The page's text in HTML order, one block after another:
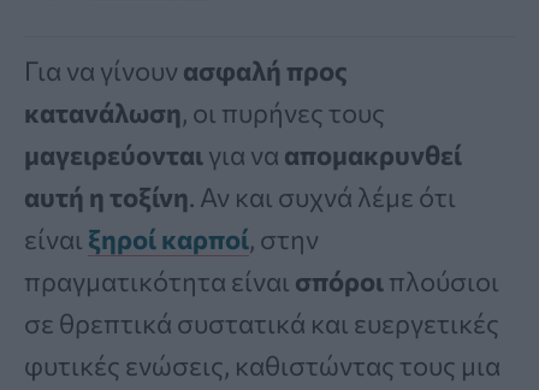
Για να γίνουν ασφαλή προς
κατανάλωση, οι πυρήνες τους
μαγειρεύονταιγια να απομακρυνθεί
αυτή η τοξίνη. Αν και συχνά λέμε ότι
είναι ξηροί καρποί, στην
πραγματικότητα είναι σπόροιπλούσιοι
σε θρεπτικά συστατικά και ευεργετικές
φυτικές ενώσεις, καθιστώντας τους μια